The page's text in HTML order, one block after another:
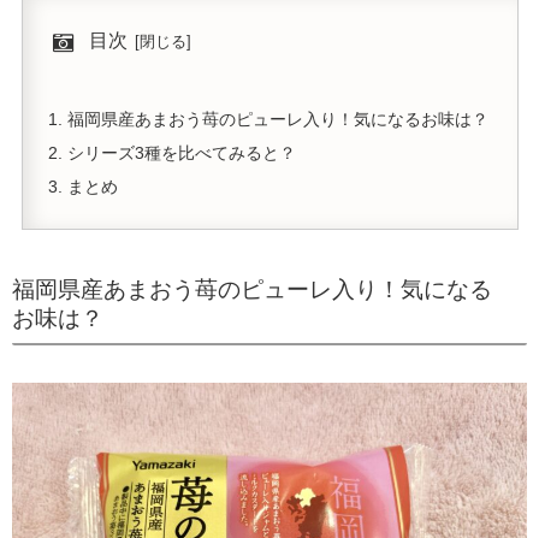
目次
福岡県産あまおう苺のピューレ入り！気になるお味は？
シリーズ3種を比べてみると？
まとめ
福岡県産あまおう苺のピューレ入り！気になる
お味は？